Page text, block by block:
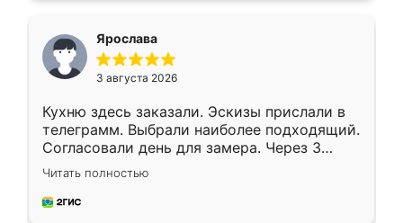
Ярослава
3 августа 2026
Кухню здесь заказали. Эскизы прислали в
телеграмм. Выбрали наиболее подходящий.
Согласовали день для замера. Через 3
недели кухня была уже готова. Остались
довольны работой. Спасибо Ренессанс
мебель за качественную работу!
Читать полностью